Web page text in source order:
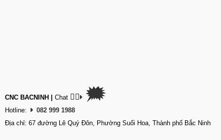
CNC BACNINH Chat 👉🏽 🗯
Hotline:
082 999 1988
Địa chỉ: 67 đường Lê Quý Đôn, Phường Suối Hoa, Thành phố Bắc Ninh